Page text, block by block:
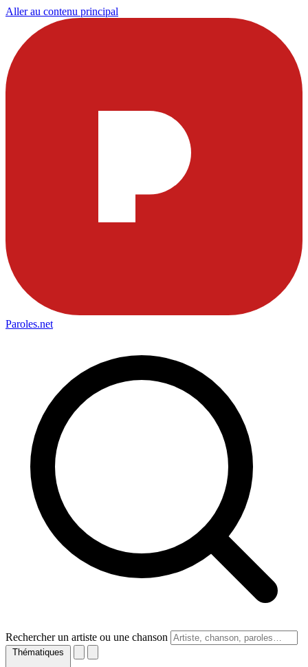
Aller au contenu principal
Paroles.net
Rechercher un artiste ou une chanson
Thématiques